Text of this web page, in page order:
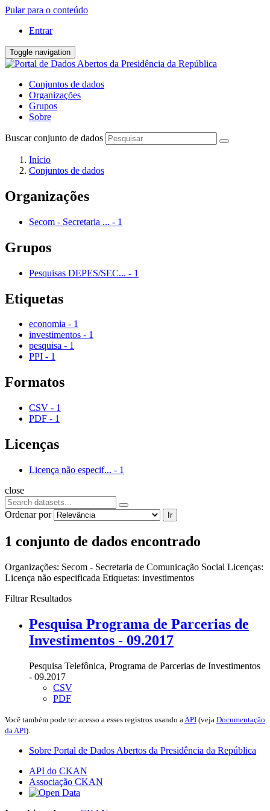
Pular para o conteúdo
Entrar
Toggle navigation
Conjuntos de dados
Organizações
Grupos
Sobre
Buscar conjunto de dados
Início
Conjuntos de dados
Organizações
Secom - Secretaria ... - 1
Grupos
Pesquisas DEPES/SEC... - 1
Etiquetas
economia - 1
investimentos - 1
pesquisa - 1
PPI - 1
Formatos
CSV - 1
PDF - 1
Licenças
Licença não especif... - 1
close
Ordenar por Ir
1 conjunto de dados encontrado
Organizações: Secom - Secretaria de Comunicação Social Licenças:
Licença não especificada Etiquetas: investimentos
Filtrar Resultados
Pesquisa Programa de Parcerias de
Investimentos - 09.2017
Pesquisa Telefônica, Programa de Parcerias de Investimentos
- 09.2017
CSV
PDF
Você também pode ter acesso a esses registros usando a API (veja Documentação
da API).
Sobre Portal de Dados Abertos da Presidência da República
API do CKAN
Associação CKAN